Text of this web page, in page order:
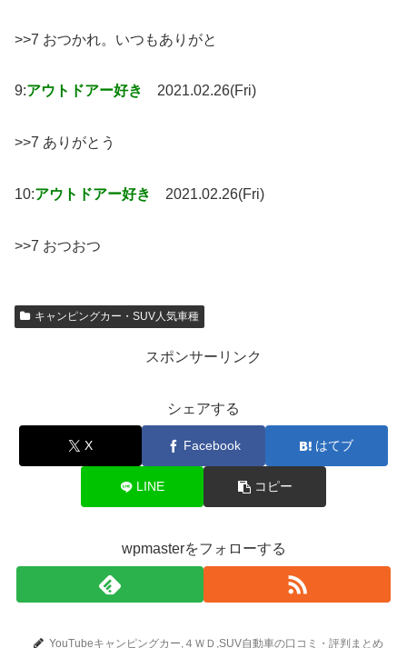
>>7 おつかれ。いつもありがと
9:アウトドアー好き 2021.02.26(Fri)
>>7 ありがとう
10:アウトドアー好き 2021.02.26(Fri)
>>7 おつおつ
キャンピングカー・SUV人気車種
スポンサーリンク
シェアする
X Facebook はてブ
LINE コピー
wpmasterをフォローする
YouTubeキャンピングカー,４ＷＤ,SUV自動車の口コミ・評判まとめ